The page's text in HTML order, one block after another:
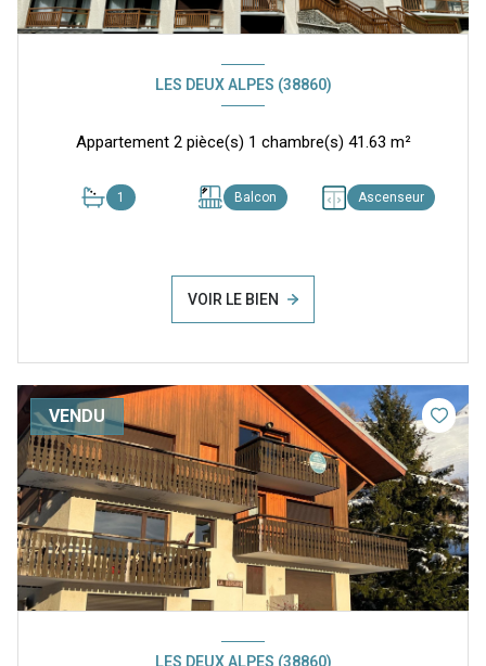
LES DEUX ALPES (38860)
Appartement 2 pièce(s) 1 chambre(s) 41.63 m²
1 Balcon Ascenseur
VOIR LE BIEN
VENDU
LES DEUX ALPES (38860)